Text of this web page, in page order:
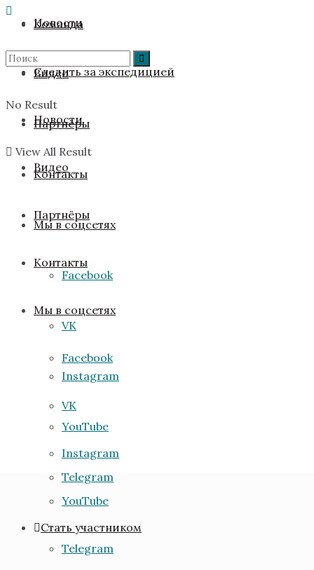
Новости
Видео
Партнёры
Контакты
Мы в соцсетях
Facebook
VK
Instagram
YouTube
Telegram
Стать участником
Команда
Следить за экспедицией
Новости
Видео
Партнёры
Контакты
Мы в соцсетях
Facebook
VK
Instagram
YouTube
Telegram
No Result
View All Result
of the expedition in Saint Petersburg, 1